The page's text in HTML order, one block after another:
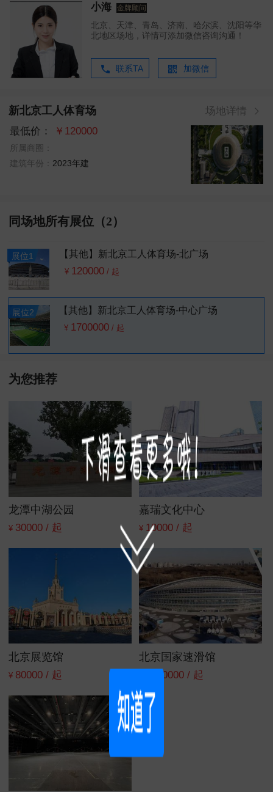
小海 金牌顾问
北京、天津、青岛、济南、哈尔滨、沈阳等华
北地区场地，详情可添加微信咨询沟通！
联系TA 加微信
新北京工人体育场
场地详情
最低价：
￥120000
所属商圈：
建筑年份： 2023年建
同场地所有展位（2）
展位1 【其他】新北京工人体育场-北广场
¥ 120000 / 起
展位2 【其他】新北京工人体育场-中心广场
¥ 1700000 / 起
为您推荐
龙潭中湖公园
¥ 30000 / 起
嘉瑞文化中心
¥ 10000 / 起
北京展览馆
¥ 80000 / 起
北京国家速滑馆
1500000 / 起